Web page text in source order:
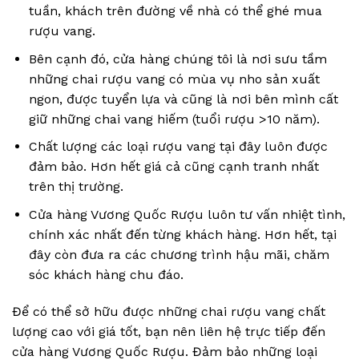
tuần, khách trên đường về nhà có thể ghé mua
rượu vang.
Bên cạnh đó, cửa hàng chúng tôi là nơi sưu tầm
những chai rượu vang có mùa vụ nho sản xuất
ngon, được tuyển lựa và cũng là nơi bên mình cất
giữ những chai vang hiếm (tuổi rượu >10 năm).
Chất lượng các loại rượu vang tại đây luôn được
đảm bảo. Hơn hết giá cả cũng cạnh tranh nhất
trên thị trường.
Cửa hàng Vương Quốc Rượu luôn tư vấn nhiệt tình,
chính xác nhất đến từng khách hàng. Hơn hết, tại
đây còn đưa ra các chương trình hậu mãi, chăm
sóc khách hàng chu đáo.
Để có thể sở hữu được những chai rượu vang chất
lượng cao với giá tốt, bạn nên liên hệ trực tiếp đến
cửa hàng Vương Quốc Rượu. Đảm bảo những loại